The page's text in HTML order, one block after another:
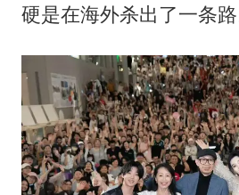
硬是在海外杀出了一条路